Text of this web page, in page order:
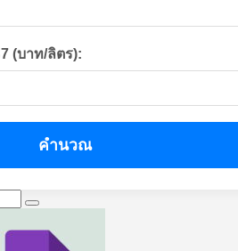
(บาท/ลิตร):
คำนวณ
ค้นหา